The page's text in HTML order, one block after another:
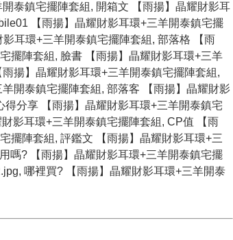
泰鎮宅擺陣套組, 開箱文 【雨揚】晶耀財影耳
【雨揚】晶耀財影耳環+三羊開泰鎮宅擺
耳環+三羊開泰鎮宅擺陣套組, 部落格 【雨
擺陣套組, 臉書 【雨揚】晶耀財影耳環+三羊
揚】晶耀財影耳環+三羊開泰鎮宅擺陣套組,
開泰鎮宅擺陣套組, 部落客 【雨揚】晶耀財影
分享 【雨揚】晶耀財影耳環+三羊開泰鎮宅
影耳環+三羊開泰鎮宅擺陣套組, CP值 【雨
擺陣套組, 評鑑文 【雨揚】晶耀財影耳環+三
嗎? 【雨揚】晶耀財影耳環+三羊開泰鎮宅擺
哪裡買? 【雨揚】晶耀財影耳環+三羊開泰